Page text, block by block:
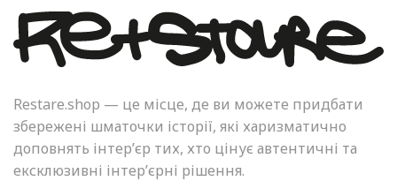
Restare.shop — це місце, де ви можете придбати
збережені шматочки історії, які харизматично
доповнять інтер’єр тих, хто цінує автентичні та
ексклюзивні інтер’єрні рішення.